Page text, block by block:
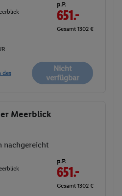
p.P.
651.-
Gesamt 1302 €
des
Nicht
verfügbar
Meerblick
nachgereicht
p.P.
651.-
Gesamt 1302 €